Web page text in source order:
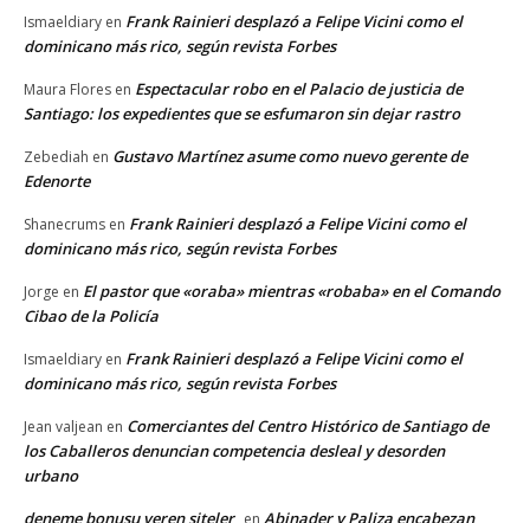
Ismaeldiary en Frank Rainieri desplazó a Felipe Vicini como el
dominicano más rico, según revista Forbes
Maura Flores en Espectacular robo en el Palacio de justicia de
Santiago: los expedientes que se esfumaron sin dejar rastro
Zebediah en Gustavo Martínez asume como nuevo gerente de
Edenorte
Shanecrums en Frank Rainieri desplazó a Felipe Vicini como el
dominicano más rico, según revista Forbes
Jorge en El pastor que «oraba» mientras «robaba» en el Comando
Cibao de la Policía
Ismaeldiary en Frank Rainieri desplazó a Felipe Vicini como el
dominicano más rico, según revista Forbes
Jean valjean en Comerciantes del Centro Histórico de Santiago de
los Caballeros denuncian competencia desleal y desorden
urbano
deneme bonusu veren siteler en Abinader y Paliza encabezan